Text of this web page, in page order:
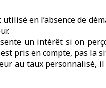
en l’absence de
un intérêt si on
pris en compte, pas la
au taux personnalisé,